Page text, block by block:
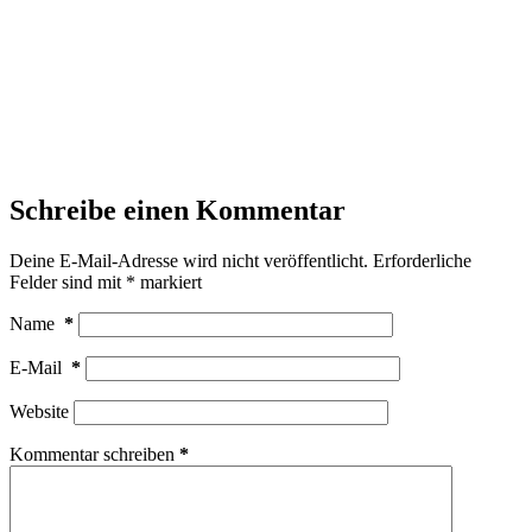
Schreibe einen Kommentar
Deine E-Mail-Adresse wird nicht veröffentlicht. Erforderliche
Felder sind mit * markiert
Name *
E-Mail *
Website
Kommentar schreiben *